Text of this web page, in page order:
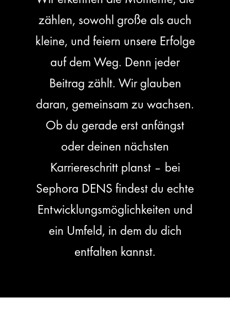
zählen, sowohl große als auch
kleine, und feiern unsere Erfolge
auf dem Weg. Denn jeder
Beitrag zählt. Wir glauben
daran, gemeinsam zu wachsen.
Ob du gerade erst anfängst
oder deinen nächsten
Karriereschritt planst – bei
Sephora DENS findest du echte
Entwicklungsmöglichkeiten und
ein Umfeld, in dem du dich
entfalten kannst.